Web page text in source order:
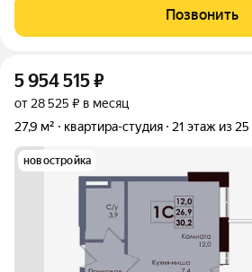
метра и расширенные окна,
окна выходят во двор. В
Позвонить
5 954 515₽
от 28 525 ₽ в месяц
27,9 м²
квартира-студия 21 этаж из 25
новостройка